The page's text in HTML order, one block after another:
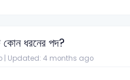
কোন ধরনের পদ?
Updated: 4 months ago